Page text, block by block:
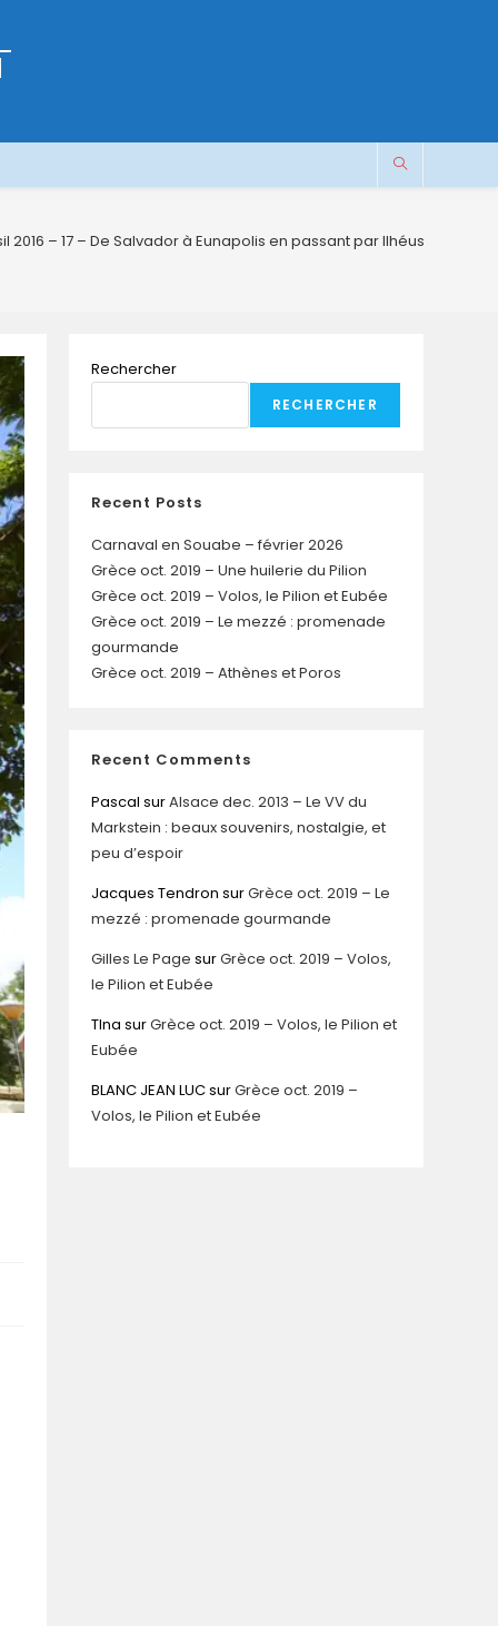
2016 – 17 – De Salvador à Eunapolis en passant par Ilhéus
Rechercher
RECHERCHER
Recent Posts
Carnaval en Souabe – février 2026
Grèce oct. 2019 – Une huilerie du Pilion
Grèce oct. 2019 – Volos, le Pilion et Eubée
Grèce oct. 2019 – Le mezzé : promenade
gourmande
Grèce oct. 2019 – Athènes et Poros
Recent Comments
Pascal surAlsace dec. 2013 – Le VV du
Markstein : beaux souvenirs, nostalgie, et
peu d’espoir
Jacques Tendron surGrèce oct. 2019 – Le
mezzé : promenade gourmande
Gilles Le Page surGrèce oct. 2019 – Volos,
le Pilion et Eubée
TIna surGrèce oct. 2019 – Volos, le Pilion et
Eubée
BLANC JEAN LUCsurGrèce oct. 2019 –
Volos, le Pilion et Eubée